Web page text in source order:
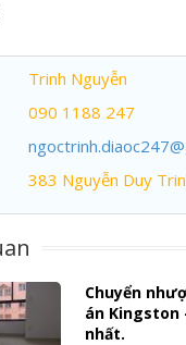
Trinh Nguyễn
090 1188 247
383 Nguyễn Duy
Chuyển
án Kingston
nhất.